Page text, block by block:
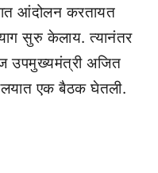
आंदोलन करतायत
सुरु केलाय. त्यानंतर
उपमुख्यमंत्री अजित
एक बैठक घेतली.